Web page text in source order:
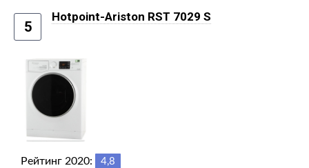
5
Hotpoint-Ariston RST 7029 S
Рейтинг 2020: 4,8